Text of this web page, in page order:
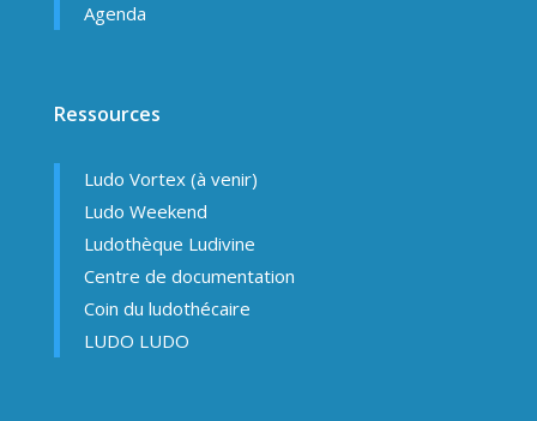
Agenda
Ressources
Ludo Vortex (à venir)
Ludo Weekend
Ludothèque Ludivine
Centre de documentation
Coin du ludothécaire
LUDO LUDO